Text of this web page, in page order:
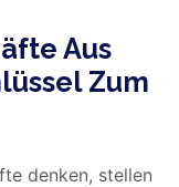
Aus
Zum
denken, stellen